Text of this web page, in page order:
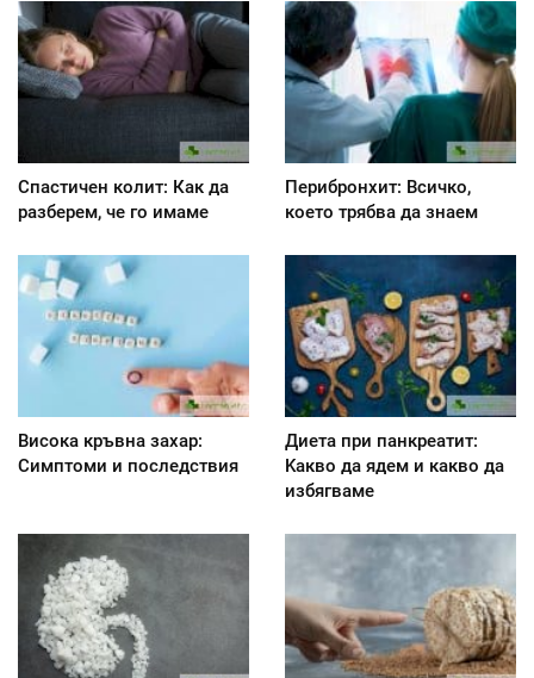
Спастичен колит: Как да
разберем, че го имаме
Перибронхит: Всичко,
което трябва да знаем
Висока кръвна захар:
Симптоми и последствия
Диета при панкреатит:
Kакво да ядем и какво да
избягваме